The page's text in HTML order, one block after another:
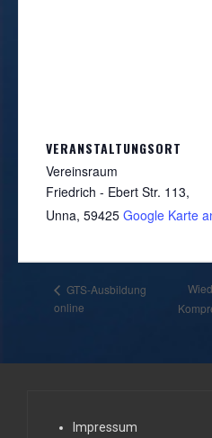
VERANSTALTUNGSORT
Vereinsraum
Friedrich - Ebert Str. 113,
Unna, 59425 Google Karte
GTS-Ausbildung
online
Impressum